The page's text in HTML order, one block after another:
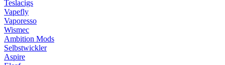
Teslacigs
Vapefly
Vaporesso
Wismec
Ambition Mods
Selbstwickler
Aspire